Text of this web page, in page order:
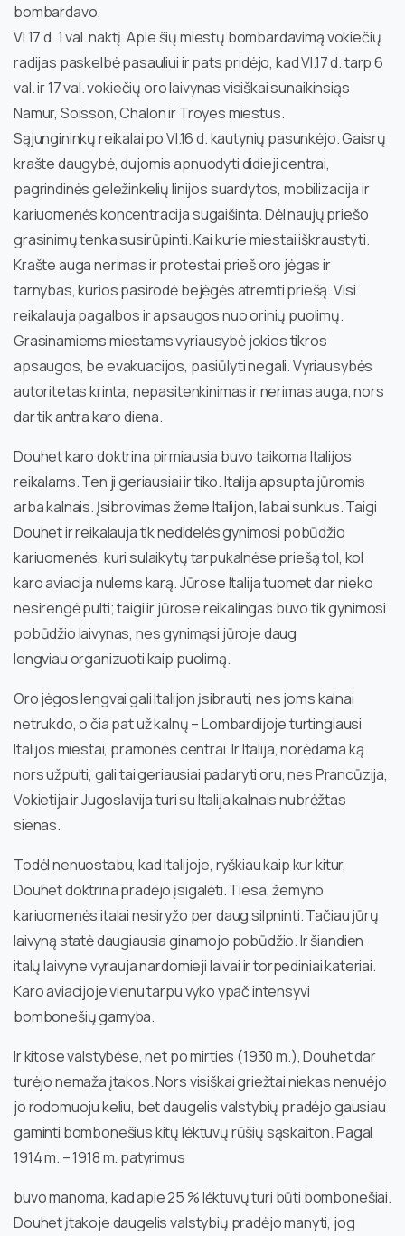
bombardavo.
VI 17 d. 1 val. naktį. Apie šių miestų bombardavimą vokiečių
radijas paskelbė pasauliui ir pats pridėjo, kad VI.17 d. tarp 6
val. ir 17 val. vokiečių oro laivynas visiškai sunaikinsiąs
Namur, Soisson, Chalon ir Troyes miestus.
Sąjungininkų reikalai po VI.16 d. kautynių pasunkėjo. Gaisrų
krašte daugybė, dujomis apnuodyti didieji centrai,
pagrindinės geležinkelių linijos suardytos, mobilizacija ir
kariuomenės koncentracija sugaišinta. Dėl naujų priešo
grasinimų tenka susirūpinti. Kai kurie miestai iškraustyti.
Krašte auga nerimas ir protestai prieš oro jėgas ir
tarnybas, kurios pasirodė bejėgės atremti priešą. Visi
reikalauja pagalbos ir apsaugos nuo orinių puolimų.
Grasinamiems miestams vyriausybė jokios tikros
apsaugos, be evakuacijos, pasiūlyti negali. Vyriausybės
autoritetas krinta; nepasitenkinimas ir nerimas auga, nors
dar tik antra karo diena.
Douhet karo doktrina pirmiausia buvo taikoma Italijos
reikalams. Ten ji geriausiai ir tiko. Italija apsupta jūromis
arba kalnais. Įsibrovimas žeme Italijon, labai sunkus. Taigi
Douhet ir reikalauja tik nedidelės gynimosi pobūdžio
kariuomenės, kuri sulaikytų tarpukalnėse priešą tol, kol
karo aviacija nulems karą. Jūrose Italija tuomet dar nieko
nesirengė pulti; taigi ir jūrose reikalingas buvo tik gynimosi
pobūdžio laivynas, nes gynimąsi jūroje daug
lengviau organizuoti kaip puolimą.
Oro jėgos lengvai gali Italijon įsibrauti, nes joms kalnai
netrukdo, o čia pat už kalnų – Lombardijoje turtingiausi
Italijos miestai, pramonės centrai. Ir Italija, norėdama ką
nors užpulti, gali tai geriausiai padaryti oru, nes Prancūzija,
Vokietija ir Jugoslavija turi su Italija kalnais nubrėžtas
sienas.
Todėl nenuostabu, kad Italijoje, ryškiau kaip kur kitur,
Douhet doktrina pradėjo įsigalėti. Tiesa, žemyno
kariuomenės italai nesiryžo per daug silpninti. Tačiau jūrų
laivyną statė daugiausia ginamojo pobūdžio. Ir šiandien
italų laivyne vyrauja nardomieji laivai ir torpediniai kateriai.
Karo aviacijoje vienu tarpu vyko ypač intensyvi
bombonešių gamyba.
Ir kitose valstybėse, net po mirties (1930 m.), Douhet dar
turėjo nemaža įtakos. Nors visiškai griežtai niekas nenuėjo
jo rodomuoju keliu, bet daugelis valstybių pradėjo gausiau
gaminti bombonešius kitų lėktuvų rūšių sąskaiton. Pagal
1914 m. – 1918 m. patyrimus
buvo manoma, kad apie 25 % lėktuvų turi būti bombonešiai.
Douhet įtakoje daugelis valstybių pradėjo manyti, jog